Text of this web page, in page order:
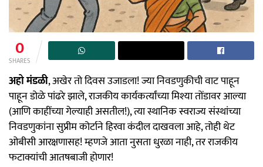
0
SHARES
अहो मंडळी, अखेर तो दिवस उजाडला! ज्या निवडणुकीची वाट पाहून
पाहून डोळे पांढरे झाले, राजकीय कार्यकर्त्यांच्या मिश्या तोंडावर आल्या
(आणि काहींच्या गेल्याही असतील!), त्या स्थानिक स्वराज्य संस्थांच्या
निवडणुकांना सुप्रीम कोर्टाने हिरवा कंदील दाखवला आहे, तोही थेट
ओबीसी आरक्षणासह! म्हणजे आता नुसता धुरळा नाही, तर राजकीय
फटाक्यांची आतषबाजी होणार!